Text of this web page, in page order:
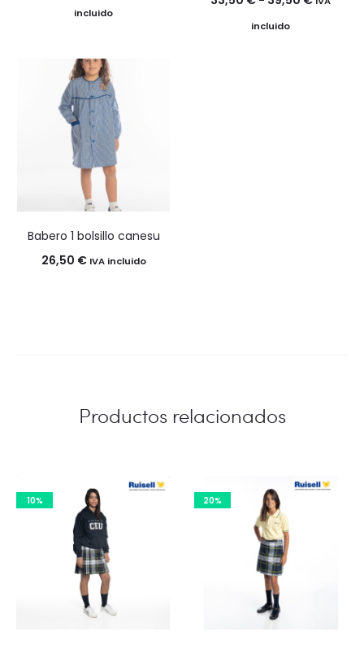
incluido
incluido
Babero 1 bolsillo canesu
26,50 € IVA incluido
Productos relacionados
10% 20%